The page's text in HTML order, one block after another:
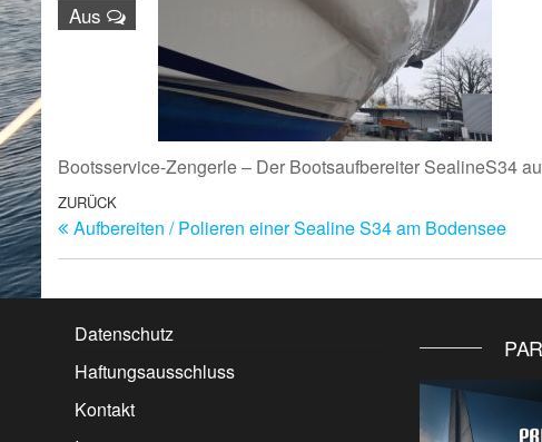
Aus
Bootsservice-Zengerle – Der Bootsaufbereiter SealineS34
Beitragsnavigation
Vorheriger
Beitrag
ZURÜCK
Aufbereiten / Polieren einer Sealine S34 am Bodensee
Datenschutz
Haftungsausschluss
Kontakt